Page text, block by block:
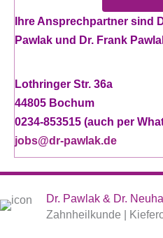
Ihre Ansprechpartner sind
Pawlak und Dr. Frank
Lothringer Str. 36a
44805 Bochum
0234-853515 (auch per
jobs@dr-pawlak.de
Dr. Pawlak & Dr.
Zahnheilkunde |